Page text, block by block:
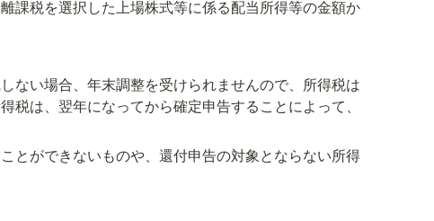
税を選択した上場株式等に係る配当所得等の金額か
い場合、年末調整を受けられませんので、所得税は
は、翌年になってから確定申告することによって、
とができないものや、還付申告の対象とならない所得